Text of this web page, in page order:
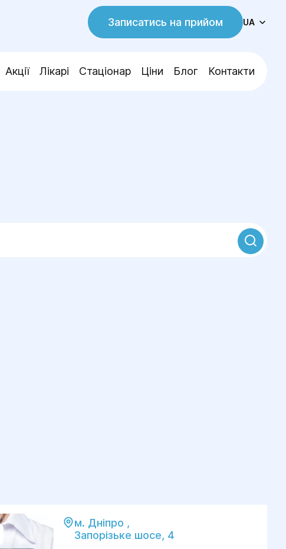
Записатись на прийом UA
Акції Лікарі Стаціонар Ціни Блог Контакти
м. Дніпро ,
Запорізьке шосе, 4